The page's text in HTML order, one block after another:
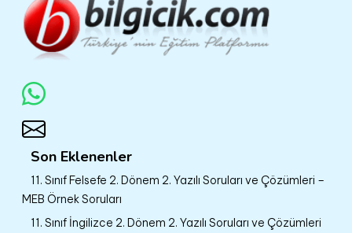
Son Eklenenler
11. Sınıf Felsefe 2. Dönem 2. Yazılı Soruları ve Çözümleri –
MEB Örnek Soruları
11. Sınıf İngilizce 2. Dönem 2. Yazılı Soruları ve Çözümleri